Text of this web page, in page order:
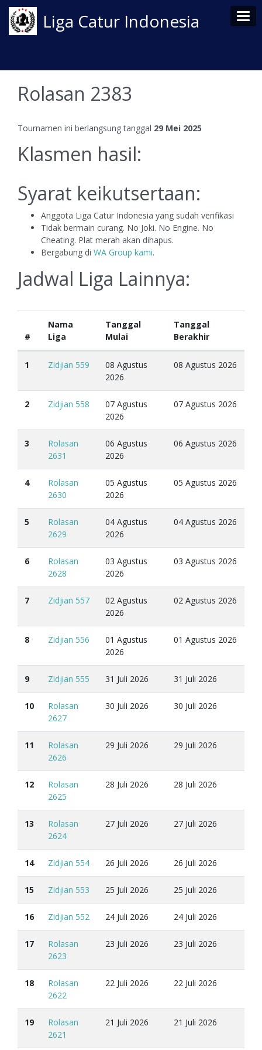
Liga Catur Indonesia
Rolasan 2383
Tournamen ini berlangsung tanggal 29 Mei 2025
Klasmen hasil:
Syarat keikutsertaan:
Anggota Liga Catur Indonesia yang sudah verifikasi
Tidak bermain curang. No Joki. No Engine. No
Cheating. Plat merah akan dihapus.
Bergabung di WA Group kami.
Jadwal Liga Lainnya:
#
Nama
Liga
Tanggal
Mulai
Tanggal
Berakhir
1 Zidjian 559
08 Agustus
2026
08 Agustus 2026
2 Zidjian 558
07 Agustus
2026
07 Agustus 2026
3
Rolasan
2631
06 Agustus
2026
06 Agustus 2026
4
Rolasan
2630
05 Agustus
2026
05 Agustus 2026
5
Rolasan
2629
04 Agustus
2026
04 Agustus 2026
6
Rolasan
2628
03 Agustus
2026
03 Agustus 2026
7 Zidjian 557
02 Agustus
2026
02 Agustus 2026
8 Zidjian 556
01 Agustus
2026
01 Agustus 2026
9 Zidjian 555 31 Juli 2026 31 Juli 2026
10
Rolasan
2627
30 Juli 2026 30 Juli 2026
11
Rolasan
2626
29 Juli 2026 29 Juli 2026
12
Rolasan
2625
28 Juli 2026 28 Juli 2026
13
Rolasan
2624
27 Juli 2026 27 Juli 2026
14 Zidjian 554 26 Juli 2026 26 Juli 2026
15 Zidjian 553 25 Juli 2026 25 Juli 2026
16 Zidjian 552 24 Juli 2026 24 Juli 2026
17
Rolasan
2623
23 Juli 2026 23 Juli 2026
18
Rolasan
2622
22 Juli 2026 22 Juli 2026
19
Rolasan
2621
21 Juli 2026 21 Juli 2026